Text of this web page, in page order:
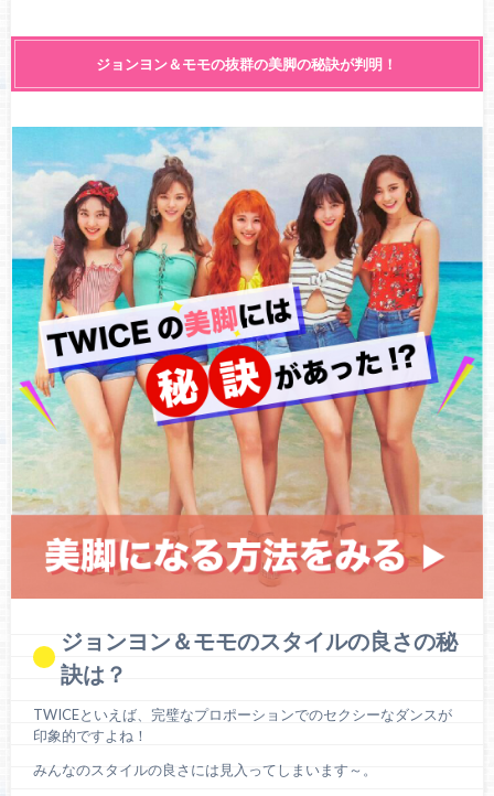
ジョンヨン＆モモの抜群の美脚の秘訣が判明！
ジョンヨン＆モモのスタイルの良さの秘
訣は？
TWICEといえば、完璧なプロポーションでのセクシーなダンスが
印象的ですよね！
みんなのスタイルの良さには見入ってしまいます～。